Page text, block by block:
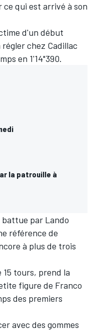
qui est arrivé à son
d'un début
chez Cadillac
en 1'14"390.
la patrouille à
par Lando
référence de
à plus de trois
tours, prend la
figure de Franco
des premiers
avec des gommes